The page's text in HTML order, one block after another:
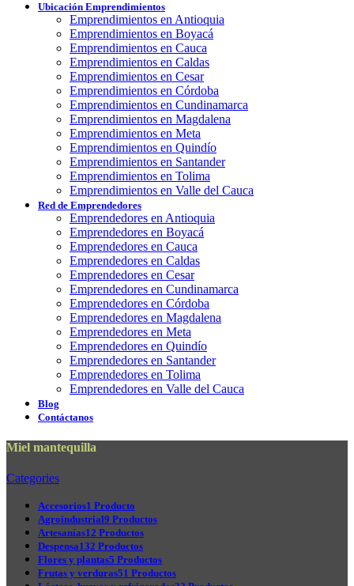
Ubicación Emprendimientos
Emprendimientos en Antioquia
Emprendimientos en Boyacá
Emprendimientos en Cauca
Emprendimientos en Caldas
Emprendimientos en Cesar
Emprendimientos en Córdoba
Emprendimientos en Cundinamarca
Emprendimientos en Magdalena
Emprendimientos en Meta
Emprendimientos en Quindío
Emprendimientos en Santander
Emprendimientos en Tolima
Emprendimientos en Valle del Cauca
Red de Emprendedores
Emprendedores en Antioquia
Emprendedores en Boyacá
Emprendedores en Cauca
Emprendedores en Caldas
Emprendedores en Cesar
Emprendedores en Cundinamarca
Emprendedores en Córdoba
Emprendedores en Magdalena
Emprendedores en Meta
Emprendedores en Quindío
Emprendedores en Santander
Emprendedores en Tolima
Emprendedores en Valle del Cauca
Blog
Contáctanos
Miel mantequilla
Categories
Accesorios1 Producto
Agroindustrial9 Productos
Artesanías12 Productos
Despensa132 Productos
Flores y plantas5 Productos
Frutas y verduras51 Productos